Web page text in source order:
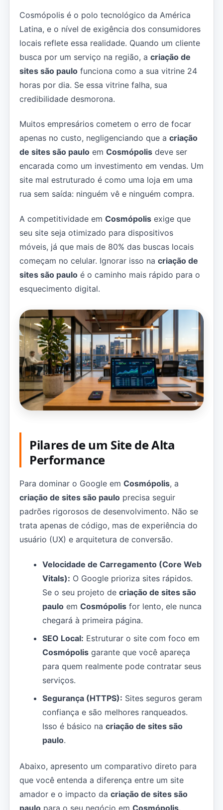
Cosmópolis é o polo tecnológico da América
Latina, e o nível de exigência dos consumidores
locais reflete essa realidade. Quando um cliente
busca por um serviço na região, a criação de
sites são paulo funciona como a sua vitrine 24
horas por dia. Se essa vitrine falha, sua
credibilidade desmorona.
Muitos empresários cometem o erro de focar
apenas no custo, negligenciando que a criação
de sites são paulo em Cosmópolis deve ser
encarada como um investimento em vendas. Um
site mal estruturado é como uma loja em uma
rua sem saída: ninguém vê e ninguém compra.
A competitividade em Cosmópolis exige que
seu site seja otimizado para dispositivos
móveis, já que mais de 80% das buscas locais
começam no celular. Ignorar isso na criação de
sites são paulo é o caminho mais rápido para o
esquecimento digital.
Pilares de um Site de Alta
Performance
Para dominar o Google em Cosmópolis, a
criação de sites são paulo precisa seguir
padrões rigorosos de desenvolvimento. Não se
trata apenas de código, mas de experiência do
usuário (UX) e arquitetura de conversão.
Velocidade de Carregamento (Core Web
Vitals): O Google prioriza sites rápidos.
Se o seu projeto decriação de sites são
paulo emCosmópolis for lento, ele nunca
chegará à primeira página.
SEO Local: Estruturar o site com foco em
Cosmópolis garante que você apareça
para quem realmente pode contratar seus
serviços.
Segurança (HTTPS): Sites seguros geram
confiança e são melhores ranqueados.
Isso é básico nacriação de sites são
paulo.
Abaixo, apresento um comparativo direto para
que você entenda a diferença entre um site
amador e o impacto da criação de sites são
paulo para o seu negócio em Cosmópolis.